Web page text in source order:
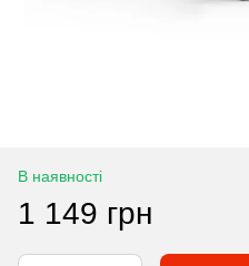
В наявності
1 149 грн